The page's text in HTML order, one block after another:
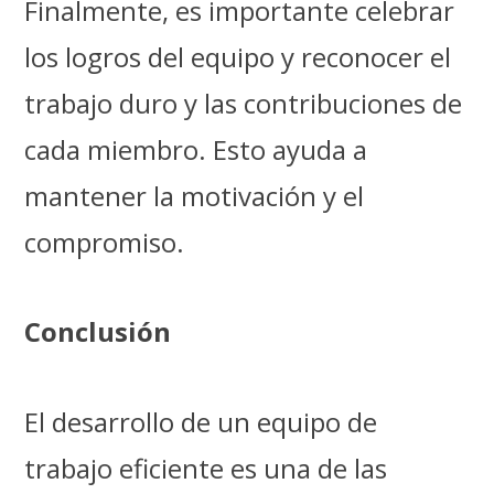
Finalmente, es importante celebrar
los logros del equipo y reconocer el
trabajo duro y las contribuciones de
cada miembro. Esto ayuda a
mantener la motivación y el
compromiso.
Conclusión
El desarrollo de un equipo de
trabajo eficiente es una de las